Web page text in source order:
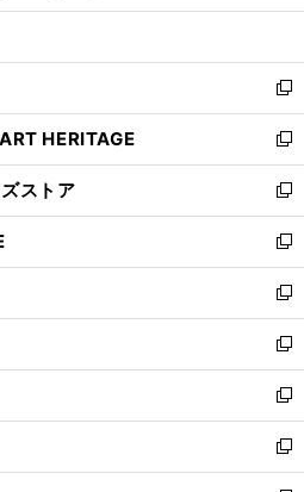
開
ン
ウ
で
開
く
ウ
ン
ド
ウ
で
開
く
新
し
い
ウ
ィ
ン
ド
ウ
で
開
く
HERITAGE
新
し
い
ウ
ィ
ン
ド
ウ
で
開
く
ストア
新
し
い
ウ
ィ
ン
ド
ウ
で
開
く
新
し
い
ウ
ィ
ン
ド
ウ
で
開
新
し
い
ウ
ィ
ン
ド
ウ
新
し
い
ウ
ィ
ン
新
し
い
ウ
新
し